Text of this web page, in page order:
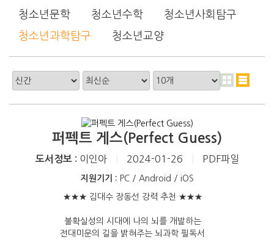
청소년문학
청소년수학
청소년사회탐구
청소년과학탐구
청소년교양
퍼펙트 게스(Perfect Guess)
도서정보 : 이인아 2024-01-26 PDF파일
지원기기 : PC / Android / iOS
★★★ 김대수 장동선 강력 추천 ★★★
불확실성의 시대에 나의 뇌를 개발하는
전대미문의 길을 밝혀주는 뇌과학 필독서